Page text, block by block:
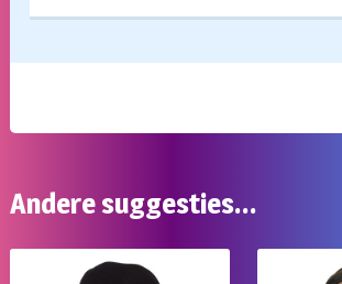
Andere suggesties…